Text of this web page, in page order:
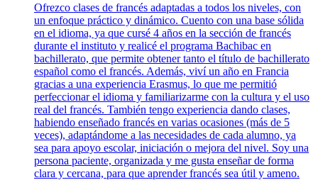
Ofrezco clases de francés adaptadas a todos los niveles, con
un enfoque práctico y dinámico. Cuento con una base sólida
en el idioma, ya que cursé 4 años en la sección de francés
durante el instituto y realicé el programa Bachibac en
bachillerato, que permite obtener tanto el título de bachillerato
español como el francés. Además, viví un año en Francia
gracias a una experiencia Erasmus, lo que me permitió
perfeccionar el idioma y familiarizarme con la cultura y el uso
real del francés. También tengo experiencia dando clases,
habiendo enseñado francés en varias ocasiones (más de 5
veces), adaptándome a las necesidades de cada alumno, ya
sea para apoyo escolar, iniciación o mejora del nivel. Soy una
persona paciente, organizada y me gusta enseñar de forma
clara y cercana, para que aprender francés sea útil y ameno.